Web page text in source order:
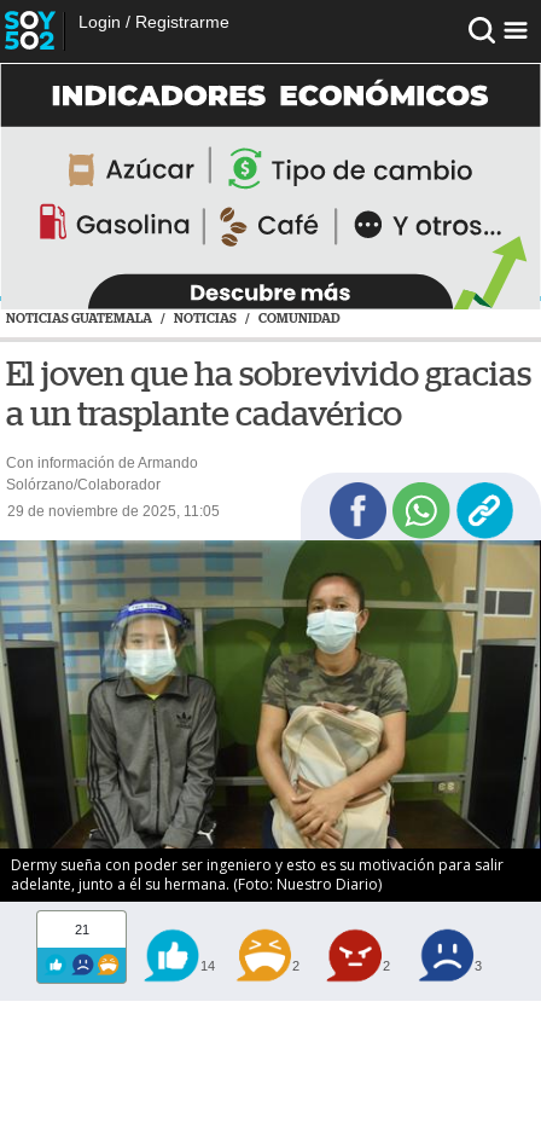
Login / Registrarme
NOTICIAS GUATEMALA / NOTICIAS / COMUNIDAD
El joven que ha sobrevivido gracias
a un trasplante cadavérico
Con información de Armando
Solórzano/Colaborador
29 de noviembre de 2025, 11:05
Dermy sueña con poder ser ingeniero y esto es su motivación para salir
adelante, junto a él su hermana. (Foto: Nuestro Diario)
21
14 2 2 3